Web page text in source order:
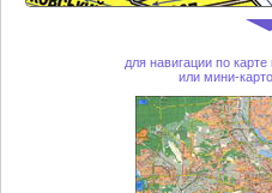
для навигации по
или мини-